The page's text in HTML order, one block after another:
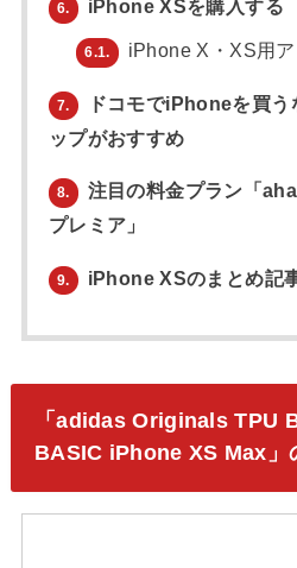
6. iPhone XSを購入する
6.1. iPhone X・XS用
7.
ドコモでiPhoneを買う
ップがおすすめ
8.
注目の料金プラン「
プレミア」
9. iPhone XSのまとめ記
「adidas Originals TPU
BASIC iPhone XS Max」